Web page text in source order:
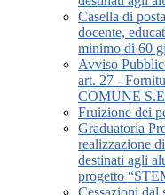
Casella di
docente,
minimo di 60
Avviso
art. 27 -
COMUNE
Fruizione dei
Graduatoria
realizzazione
destinati agli
progetto